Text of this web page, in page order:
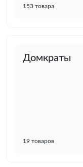
153 товара
Домкраты
19 товаров